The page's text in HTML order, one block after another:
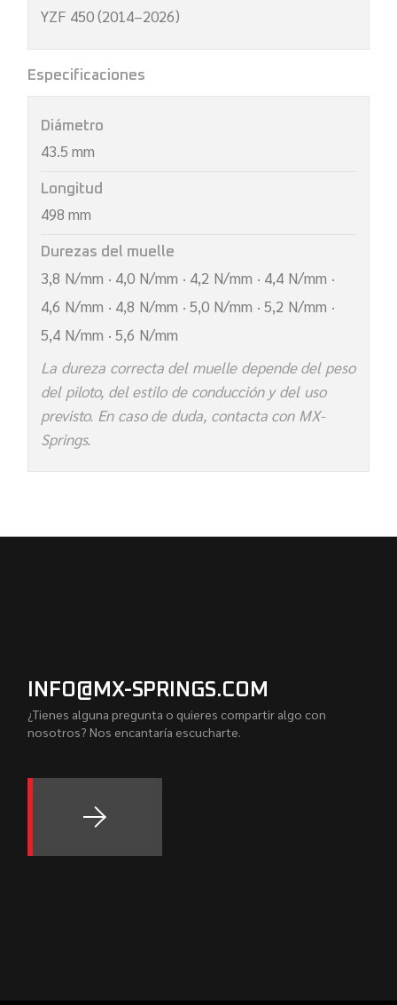
YZF 450 (2014–2026)
Especificaciones
Diámetro
43.5 mm
Longitud
498 mm
Durezas del muelle
3,8 N/mm · 4,0 N/mm · 4,2 N/mm · 4,4 N/mm ·
4,6 N/mm · 4,8 N/mm · 5,0 N/mm · 5,2 N/mm ·
5,4 N/mm · 5,6 N/mm
La dureza correcta del muelle depende del peso
del piloto, del estilo de conducción y del uso
previsto. En caso de duda, contacta con MX-
Springs.
INFO@MX-SPRINGS.COM
¿Tienes alguna pregunta o quieres compartir algo con
nosotros? Nos encantaría escucharte.